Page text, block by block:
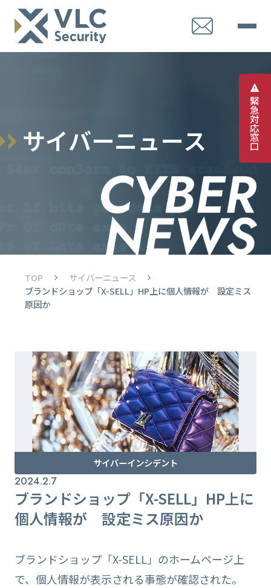
緊
急
対
応
窓
口
サイバーニュース
TOP
サイバーニュース
ブランドショップ「X-SELL」HP上に個人情報が 設定ミス
原因か
サイバーインシデント
2024.2.7
ブランドショップ「X-SELL」HP上に
個人情報が 設定ミス原因か
ブランドショップ「X-SELL」のホームページ上
で、個人情報が表示される事態が確認された。